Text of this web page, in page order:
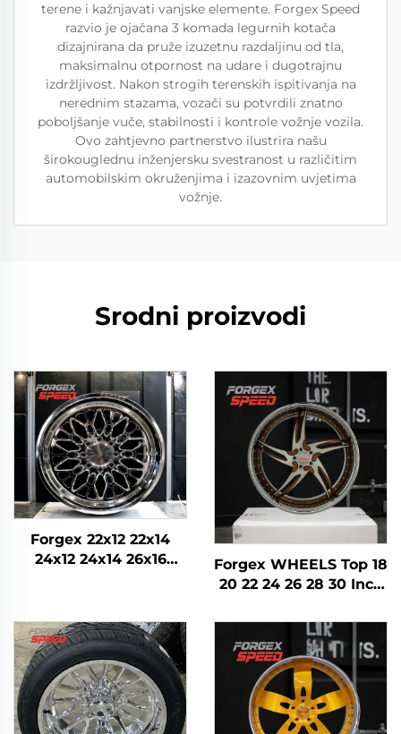
terene i kažnjavati vanjske elemente. Forgex Speed
razvio je ojačana 3 komada legurnih kotača
dizajnirana da pruže izuzetnu razdaljinu od tla,
maksimalnu otpornost na udare i dugotrajnu
izdržljivost. Nakon strogih terenskih ispitivanja na
nerednim stazama, vozači su potvrdili znatno
poboljšanje vuče, stabilnosti i kontrole vožnje vozila.
Ovo zahtjevno partnerstvo ilustrira našu
širokouglednu inženjersku svestranost u različitim
automobilskim okruženjima i izazovnim uvjetima
vožnje.
Srodni proizvodi
Forgex 22x12 22x14
24x12 24x14 26x16
8x6.5 6x5.5 5x5
Forgex WHEELS Top 18
20 22 24 26 28 30 Inch
Custom Forged Wheel
Putnički automobil